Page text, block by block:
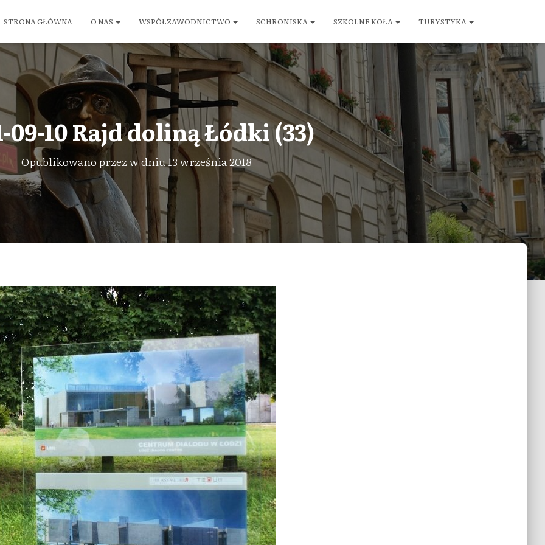
STRONA GŁÓWNA O NAS WSPÓŁZAWODNICTWO SCHRONISKA SZKOLNE KOŁA TURYSTYKA
09-10 Rajd doliną Łódki (33)
Opublikowano przezw dniu13 września 2018